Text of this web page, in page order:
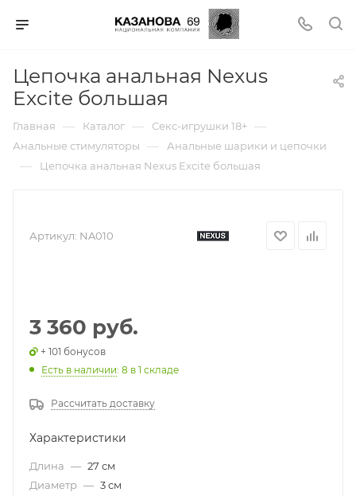
Цепочка анальная Nexus
Excite большая
Главная — Каталог — Секс-игрушки 18+ —
Анальные стимуляторы — Анальные шарики и цепочки
— Цепочка анальная Nexus Excite большая
Артикул: NA010
3 360 руб.
+ 101 бонусов
Есть в наличии: 8 в 1 складе
Рассчитать доставку
Характеристики
Длина — 27 см
Диаметр — 3 см